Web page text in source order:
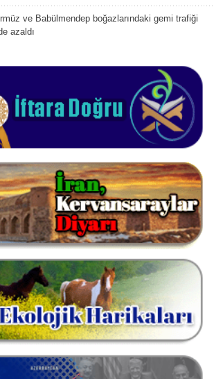
ve Babülmendep boğazlarındaki gemi trafiği
azaldı